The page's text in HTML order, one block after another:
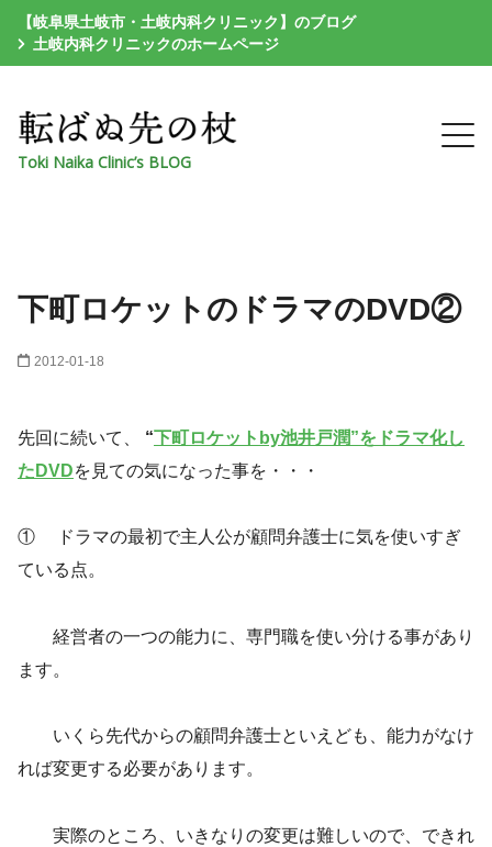
【岐阜県土岐市・土岐内科クリニック】のブログ
土岐内科クリニックのホームページ
Toki Naika Clinic’s BLOG
下町ロケットのドラマのDVD②
2012-01-18
先回に続いて、 “下町ロケットby池井戸潤”をドラマ化し
たDVDを見ての気になった事を・・・
① ドラマの最初で主人公が顧問弁護士に気を使いすぎ
ている点。
経営者の一つの能力に、専門職を使い分ける事があり
ます。
いくら先代からの顧問弁護士といえども、能力がなけ
れば変更する必要があります。
実際のところ、いきなりの変更は難しいので、できれ